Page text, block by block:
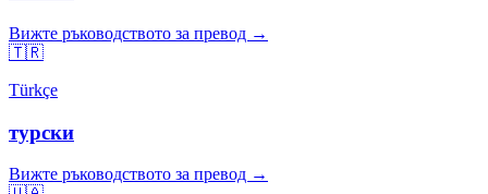
Вижте ръководството за превод →
🇹🇷
Türkçe
турски
Вижте ръководството за превод →